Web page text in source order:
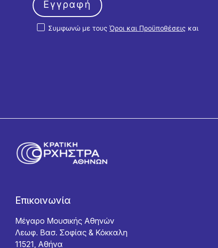
Συμφωνώ με τους Όροι και Προϋποθέσεις και
Εγγραφή
Επικοινωνία
Μέγαρο Μουσικής Αθηνών
Λεωφ. Βασ. Σοφίας & Κόκκαλη
11521, Αθήνα